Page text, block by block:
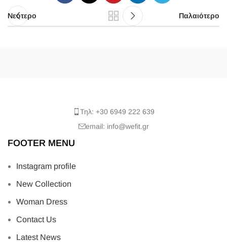
Νεότερο Παλαιότερο
Τηλ: +30 6949 222 639
email: info@wefit.gr
FOOTER MENU
Instagram profile
New Collection
Woman Dress
Contact Us
Latest News